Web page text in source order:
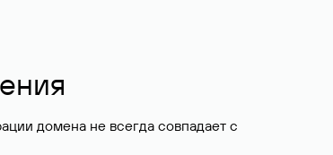
домена не всегда совпадает с